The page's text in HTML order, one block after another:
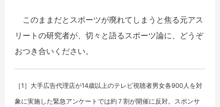
このままだとスポーツが廃れてしまうと焦る元アス
リートの研究者が、切々と語るスポーツ論に、どうぞ
おつき合いください。
［1］大手広告代理店が14歳以上のテレビ視聴者男女各900人を対
象に実施した緊急アンケートでは約７割が開催に反対。スポンサ